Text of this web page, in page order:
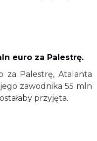
euro za Palestrę.
za Palestrę, Atalanta
zawodnika 55 mln
przyjęta.